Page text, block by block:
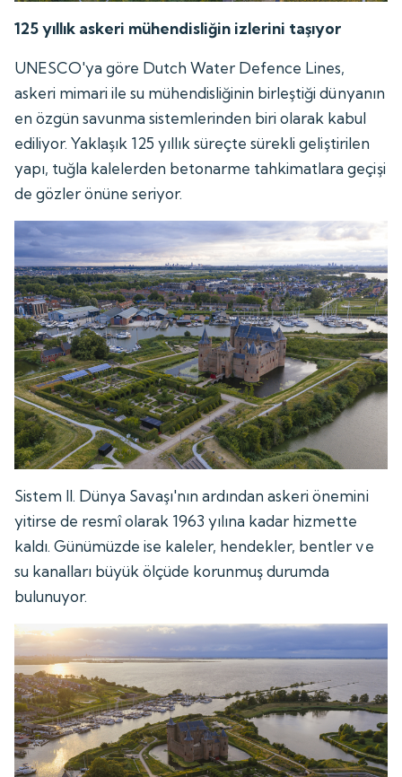
125 yıllık askeri mühendisliğin izlerini taşıyor
UNESCO'ya göre Dutch Water Defence Lines,
askeri mimari ile su mühendisliğinin birleştiği dünyanın
en özgün savunma sistemlerinden biri olarak kabul
ediliyor. Yaklaşık 125 yıllık süreçte sürekli geliştirilen
yapı, tuğla kalelerden betonarme tahkimatlara geçişi
de gözler önüne seriyor.
Sistem II. Dünya Savaşı'nın ardından askeri önemini
yitirse de resmî olarak 1963 yılına kadar hizmette
kaldı. Günümüzde ise kaleler, hendekler, bentler ve
su kanalları büyük ölçüde korunmuş durumda
bulunuyor.